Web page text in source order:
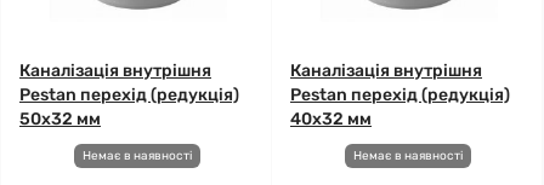
Каналізація внутрішня
Pestan перехід (редукція)
50x32 мм
Немає в наявності
Каналізація внутрішня
Pestan перехід (редукція)
40x32 мм
Немає в наявності